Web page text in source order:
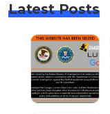
Latest Posts